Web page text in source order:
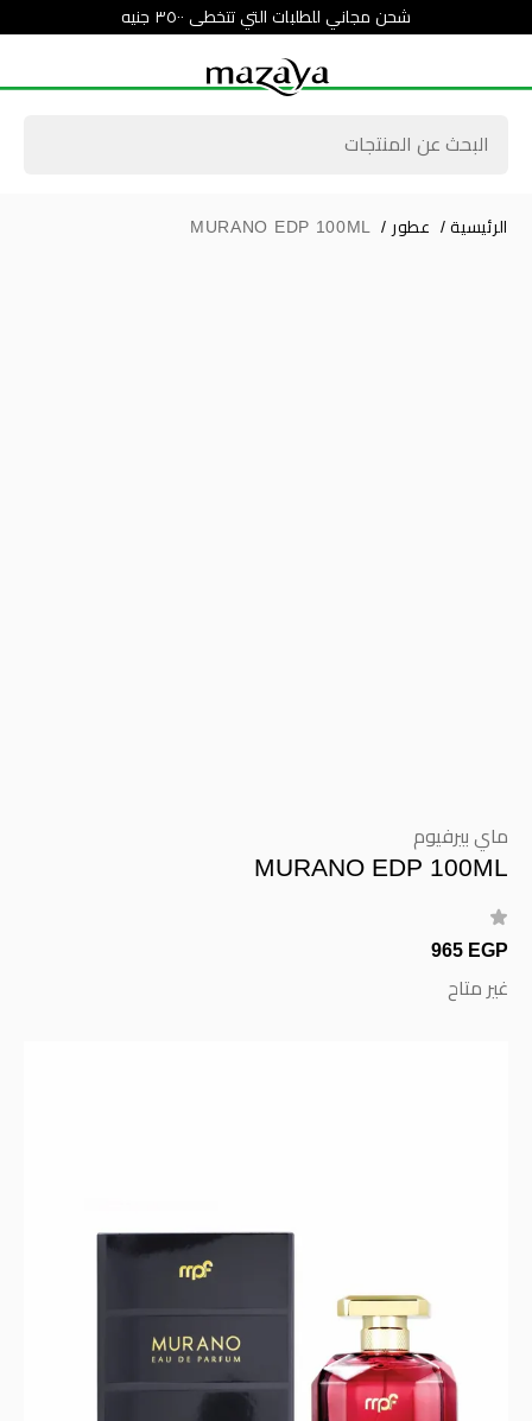
شحن مجاني للطلبات التي تتخطى ٣٥٠٠ جنيه
الرئيسية / عطور /
MURANO EDP 100ML
ماي بيرفيوم
MURANO EDP 100ML
965 EGP
غير متاح